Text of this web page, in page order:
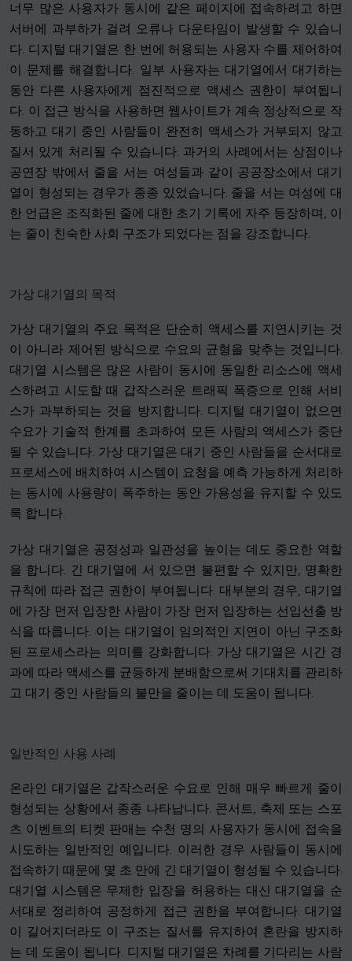
너무 많은 사용자가 동시에 같은 페이지에 접속하려고 하면
서버에 과부하가 걸려 오류나 다운타임이 발생할 수 있습니
다. 디지털 대기열은 한 번에 허용되는 사용자 수를 제어하여
이 문제를 해결합니다. 일부 사용자는 대기열에서 대기하는
동안 다른 사용자에게 점진적으로 액세스 권한이 부여됩니
다. 이 접근 방식을 사용하면 웹사이트가 계속 정상적으로 작
동하고 대기 중인 사람들이 완전히 액세스가 거부되지 않고
질서 있게 처리될 수 있습니다. 과거의 사례에서는 상점이나
공연장 밖에서 줄을 서는 여성들과 같이 공공장소에서 대기
열이 형성되는 경우가 종종 있었습니다. 줄을 서는 여성에 대
한 언급은 조직화된 줄에 대한 초기 기록에 자주 등장하며, 이
는 줄이 친숙한 사회 구조가 되었다는 점을 강조합니다.
가상 대기열의 목적
가상 대기열의 주요 목적은 단순히 액세스를 지연시키는 것
이 아니라 제어된 방식으로 수요의 균형을 맞추는 것입니다.
대기열 시스템은 많은 사람이 동시에 동일한 리소스에 액세
스하려고 시도할 때 갑작스러운 트래픽 폭증으로 인해 서비
스가 과부하되는 것을 방지합니다. 디지털 대기열이 없으면
수요가 기술적 한계를 초과하여 모든 사람의 액세스가 중단
될 수 있습니다. 가상 대기열은 대기 중인 사람들을 순서대로
프로세스에 배치하여 시스템이 요청을 예측 가능하게 처리하
는 동시에 사용량이 폭주하는 동안 가용성을 유지할 수 있도
록 합니다.
가상 대기열은 공정성과 일관성을 높이는 데도 중요한 역할
을 합니다. 긴 대기열에 서 있으면 불편할 수 있지만, 명확한
규칙에 따라 접근 권한이 부여됩니다. 대부분의 경우, 대기열
에 가장 먼저 입장한 사람이 가장 먼저 입장하는 선입선출 방
식을 따릅니다. 이는 대기열이 임의적인 지연이 아닌 구조화
된 프로세스라는 의미를 강화합니다. 가상 대기열은 시간 경
과에 따라 액세스를 균등하게 분배함으로써 기대치를 관리하
고 대기 중인 사람들의 불만을 줄이는 데 도움이 됩니다.
일반적인 사용 사례
온라인 대기열은 갑작스러운 수요로 인해 매우 빠르게 줄이
형성되는 상황에서 종종 나타납니다. 콘서트, 축제 또는 스포
츠 이벤트의 티켓 판매는 수천 명의 사용자가 동시에 접속을
시도하는 일반적인 예입니다. 이러한 경우 사람들이 동시에
접속하기 때문에 몇 초 만에 긴 대기열이 형성될 수 있습니다.
대기열 시스템은 무제한 입장을 허용하는 대신 대기열을 순
서대로 정리하여 공정하게 접근 권한을 부여합니다. 대기열
이 길어지더라도 이 구조는 질서를 유지하여 혼란을 방지하
는 데 도움이 됩니다. 디지털 대기열은 차례를 기다리는 사람